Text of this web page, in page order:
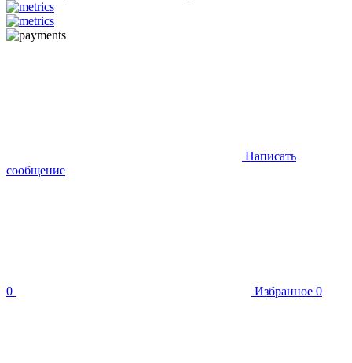
Написать
сообщение
0 Избранное 0